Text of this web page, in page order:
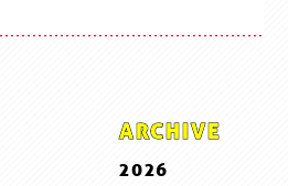
ARCHIVE
2026